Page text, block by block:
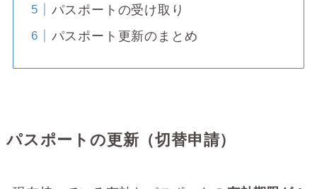
パスポートの受け取り
パスポート更新のまとめ
パスポートの更新（切替申請）